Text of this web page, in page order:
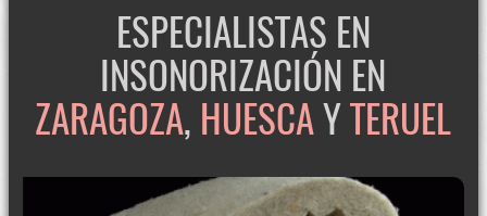
ESPECIALISTAS EN
INSONORIZACIÓN EN
ZARAGOZA, HUESCAYTERUEL